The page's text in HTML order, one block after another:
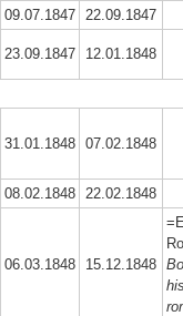
09.07.1847
22.09.1847
23.09.1847 12.01.1848
31.01.1848 07.02.1848
08.02.1848 22.02.1848
06.03.1848 15.12.1848